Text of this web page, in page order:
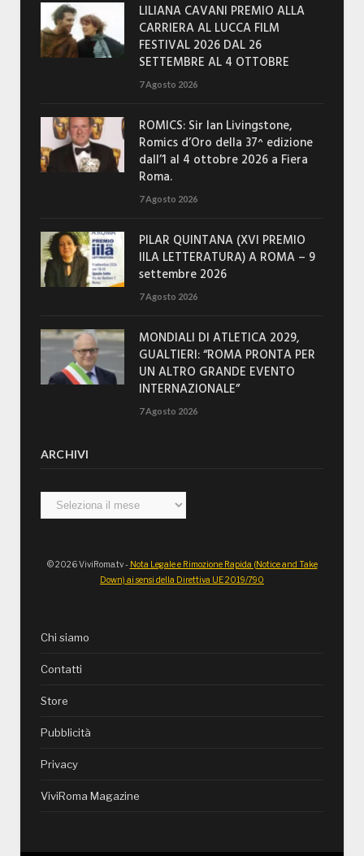
LILIANA CAVANI PREMIO ALLA
CARRIERA AL LUCCA FILM
FESTIVAL 2026 DAL 26
SETTEMBRE AL 4 OTTOBRE
7 Agosto 2026
ROMICS: Sir Ian Livingstone,
Romics d’Oro della 37^ edizione
dall’1 al 4 ottobre 2026 a Fiera
Roma.
7 Agosto 2026
PILAR QUINTANA (XVI PREMIO
IILA LETTERATURA) A ROMA – 9
settembre 2026
7 Agosto 2026
MONDIALI DI ATLETICA 2029,
GUALTIERI: “ROMA PRONTA PER
UN ALTRO GRANDE EVENTO
INTERNAZIONALE”
7 Agosto 2026
ARCHIVI
Archivi
© 2026 ViviRoma.tv - Nota Legale e Rimozione Rapida (Notice and Take
Down) ai sensi della Direttiva UE 2019/790
Chi siamo
Contatti
Store
Pubblicità
Privacy
ViviRoma Magazine